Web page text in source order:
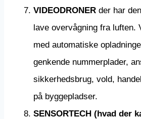
VIDEODRONER der har
lave overvågning fra luften.
med automatiske
genkende nummerplader,
sikkerhedsbrug, vold,
på byggepladser.
SENSORTECH (hvad der